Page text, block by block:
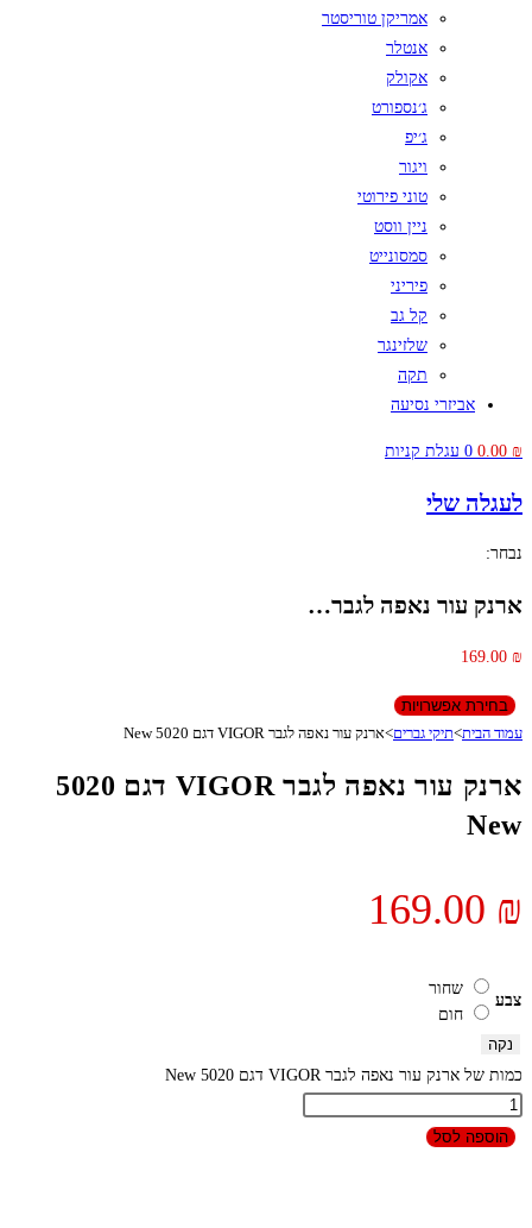
אמריקן טוריסטר
אנטלר
אקולק
ג׳נספורט
ג׳יפ
ויגור
טוני פירוטי
ניין ווסט
סמסונייט
פיריני
קל גב
שלזינגר
תקה
אביזרי נסיעה
0.00 ₪
0 עגלת קניות
לעגלה שלי
נבחר:
ארנק עור נאפה לגבר…
169.00 ₪
בחירת אפשרויות
עמוד הבית>תיקי גברים>ארנק עור נאפה לגבר VIGOR דגם 5020 New
ארנק עור נאפה לגבר VIGOR דגם 5020
New
169.00 ₪
צבע
שחור
חום
נקה
כמות של ארנק עור נאפה לגבר VIGOR דגם 5020 New
הוספה לסל